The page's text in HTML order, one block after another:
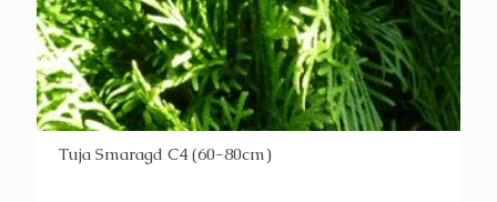
Tuja Smaragd C4 (60-80cm)